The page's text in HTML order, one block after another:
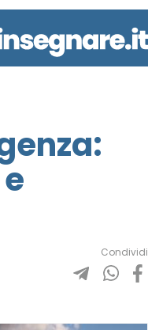
Condividi